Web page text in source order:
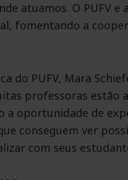
atuamos. O PUFV e
fomentando a
do PUFV, Mara
professoras
a oportunidade de
conseguem ver
com seus